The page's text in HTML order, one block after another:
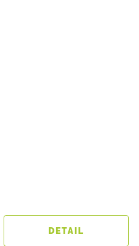
DETAIL